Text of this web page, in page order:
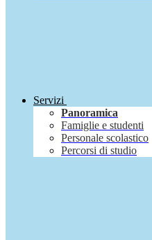
Servizi
Panoramica
Famiglie e studenti
Personale scolastico
Percorsi di studio